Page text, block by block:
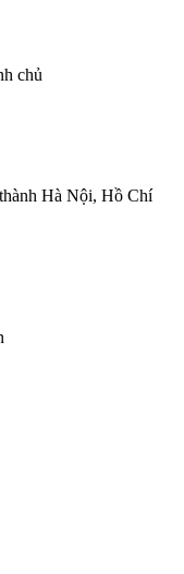
chủ
Hà Nội, Hồ Chí